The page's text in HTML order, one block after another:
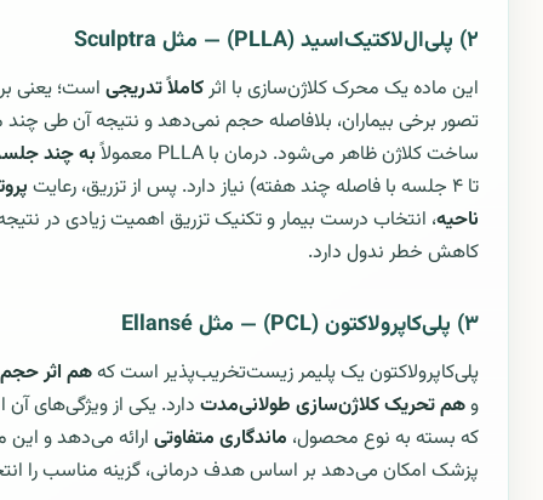
۲) پلی‌ال‌لاکتیک‌اسید (PLLA) — مثل Sculptra
این ماده یک محرک کلاژن‌سازی با اثرکاملاً تدریجی است؛ یعنی
تصور برخی بیماران، بلافاصله حجم نمی‌دهد و نتیجه آن طی چند
ساخت کلاژن ظاهر می‌شود. درمان با PLLA معمولاً
به چند
تا ۴ جلسه با فاصله چند هفته) نیاز دارد. پس از تزریق، رعایت
ناحیه، انتخاب درست بیمار و تکنیک تزریق اهمیت زیادی در
کاهش خطر ندول دارد.
۳) پلی‌کاپرولاکتون (PCL) — مثل Ellansé
پلی‌کاپرولاکتون یک پلیمر زیست‌تخریب‌پذیر است کههم اثر
وهم تحریک کلاژن‌سازی طولانی‌مدت دارد. یکی از ویژگی‌های
که بسته به نوع محصول، ماندگاری متفاوتی ارائه می‌دهد و
پزشک امکان می‌دهد بر اساس هدف درمانی، گزینه مناسب را